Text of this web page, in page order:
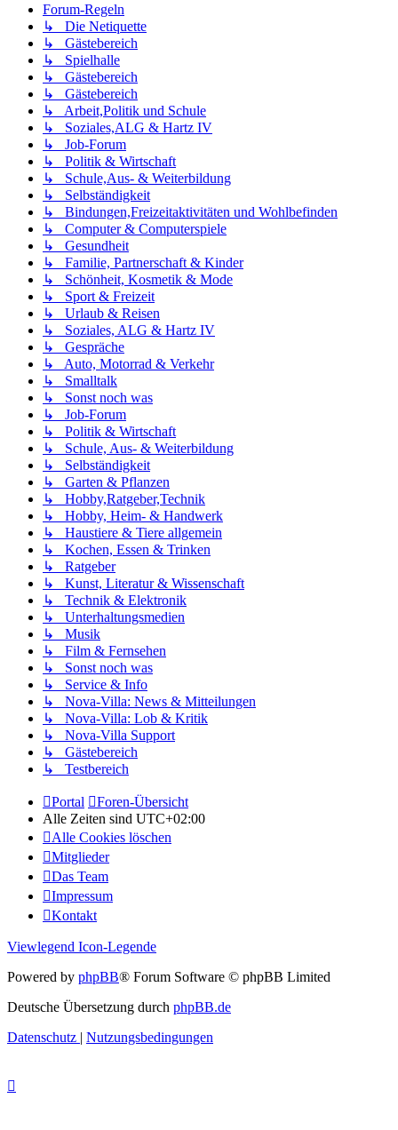
Forum-Regeln
↳ Die Netiquette
↳ Gästebereich
↳ Spielhalle
↳ Gästebereich
↳ Gästebereich
↳ Arbeit,Politik und Schule
↳ Soziales,ALG & Hartz IV
↳ Job-Forum
↳ Politik & Wirtschaft
↳ Schule,Aus- & Weiterbildung
↳ Selbständigkeit
↳ Bindungen,Freizeitaktivitäten und Wohlbefinden
↳ Computer & Computerspiele
↳ Gesundheit
↳ Familie, Partnerschaft & Kinder
↳ Schönheit, Kosmetik & Mode
↳ Sport & Freizeit
↳ Urlaub & Reisen
↳ Soziales, ALG & Hartz IV
↳ Gespräche
↳ Auto, Motorrad & Verkehr
↳ Smalltalk
↳ Sonst noch was
↳ Job-Forum
↳ Politik & Wirtschaft
↳ Schule, Aus- & Weiterbildung
↳ Selbständigkeit
↳ Garten & Pflanzen
↳ Hobby,Ratgeber,Technik
↳ Hobby, Heim- & Handwerk
↳ Haustiere & Tiere allgemein
↳ Kochen, Essen & Trinken
↳ Ratgeber
↳ Kunst, Literatur & Wissenschaft
↳ Technik & Elektronik
↳ Unterhaltungsmedien
↳ Musik
↳ Film & Fernsehen
↳ Sonst noch was
↳ Service & Info
↳ Nova-Villa: News & Mitteilungen
↳ Nova-Villa: Lob & Kritik
↳ Nova-Villa Support
↳ Gästebereich
↳ Testbereich
Portal
Foren-Übersicht
Alle Zeiten sind UTC+02:00
Alle Cookies löschen
Mitglieder
Das Team
Impressum
Kontakt
Viewlegend Icon-Legende
Powered by phpBB® Forum Software © phpBB Limited
Deutsche Übersetzung durch phpBB.de
Datenschutz | Nutzungsbedingungen